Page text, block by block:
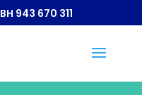
943 670 311